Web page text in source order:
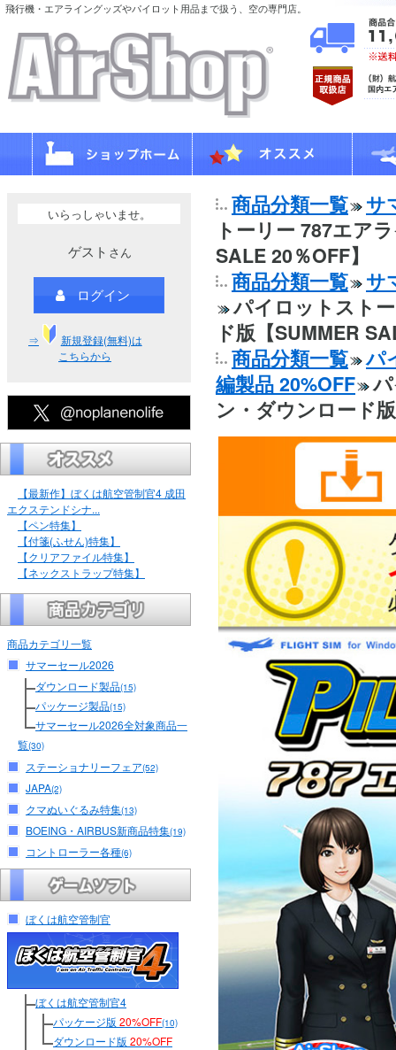
飛行機・エアライングッズやパイロット用品まで扱う、空の専門店。
いらっしゃいませ。
ゲスト さん
ログイン
⇒
新規登録(無料)は
こちらから
【最新作】ぼくは航空管制官4 成田
エクステンドシナ...
【ペン特集】
【付箋(ふせん)特集】
【クリアファイル特集】
【ネックストラップ特集】
商品カテゴリ一覧
サマーセール2026
ダウンロード製品(15)
パッケージ製品(15)
サマーセール2026全対象商品一
覧(30)
ステーショナリーフェア(52)
JAPA(2)
クマぬいぐるみ特集(13)
BOEING・AIRBUS新商品特集(19)
コントローラー各種(6)
ぼくは航空管制官
ぼくは航空管制官4
パッケージ版 20%OFF(10)
ダウンロード版 20%OFF
商品分類一覧
サ
トーリー 787エア
SALE 20％OFF】
商品分類一覧
サ
パイロットスト
ド版【SUMMER
商品分類一覧
パ
編製品 20%OFF
ン・ダウンロード